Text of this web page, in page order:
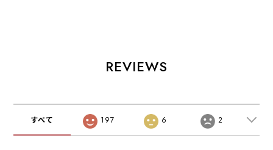
ーデュラキャンバ
ス・MEN'S /
LADY'S
[2026AW]
ズパンツ・ゆった
りシルエット・
[2026SS]
REVIEWS
すべて 197 6 2